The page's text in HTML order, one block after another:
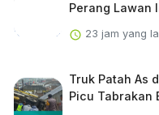
Perang Lawan
23 jam yang
Truk Patah As
Picu Tabrakan